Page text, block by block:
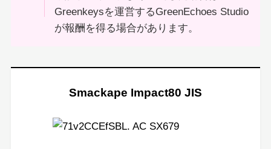
Greenkeysを運営するGreenEchoes Studio
が報酬を得る場合があります。
Smackape Impact80 JIS